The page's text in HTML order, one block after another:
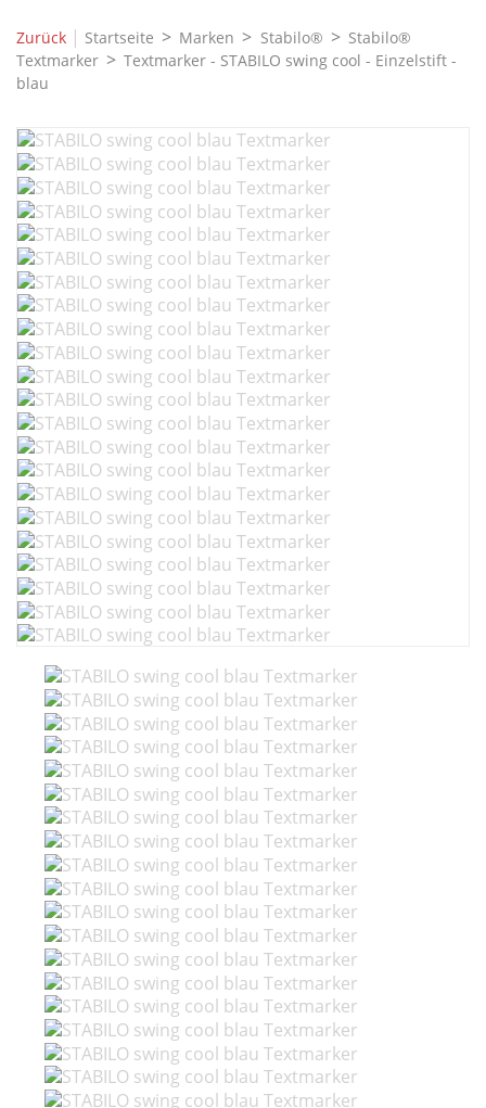
Zurück | Startseite Marken Stabilo®
Stabilo®
Textmarker
Textmarker - STABILO swing cool - Einzelstift -
blau